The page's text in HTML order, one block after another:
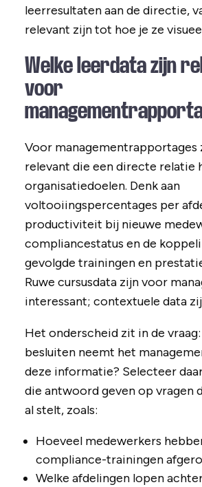
leerresultaten aan de directie,
relevant zijn tot hoe je ze
Welke leerdata zijn
voor
Voor managementrapportages
relevant die een directe relatie
organisatiedoelen. Denk aan
voltooiingspercentages per
productiviteit bij nieuwe
compliancestatus en de
gevolgde trainingen en
Ruwe cursusdata zijn voor
interessant; contextuele data
Het onderscheid zit in de
besluiten neemt het
deze informatie? Selecteer
die antwoord geven op vragen
al stelt, zoals:
Hoeveel medewerkers
compliance-trainingen
Welke afdelingen lopen